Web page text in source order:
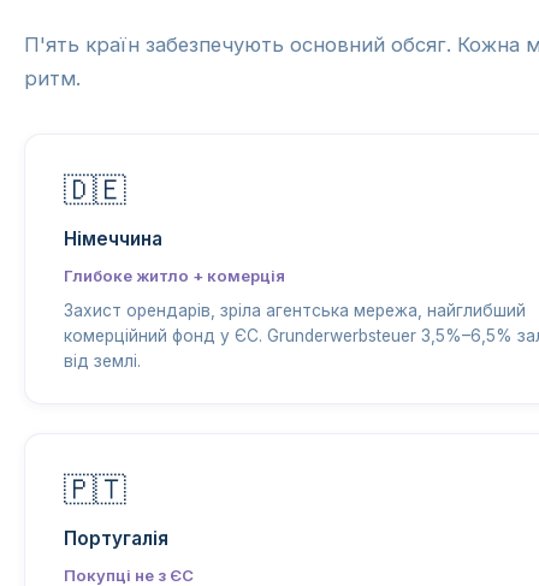
П'ять країн забезпечують основний обсяг. Кожна
ритм.
🇩🇪
Німеччина
Глибоке житло + комерція
Захист орендарів, зріла агентська мережа, найглибший
комерційний фонд у ЄС. Grunderwerbsteuer 3,5%–6,5%
від землі.
🇵🇹
Португалія
Покупці не з ЄС